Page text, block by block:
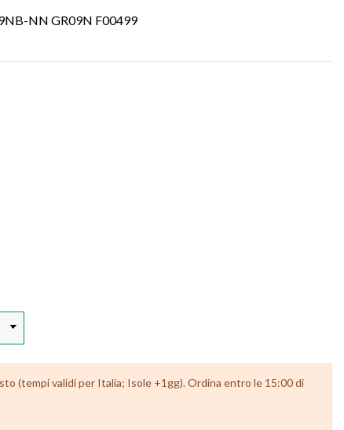
NN GR09N F00499
(tempi validi per Italia; Isole +1gg). Ordina entro le 15:00 di